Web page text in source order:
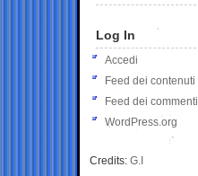
Log In
Accedi
Feed dei contenuti
Feed dei commenti
WordPress.org
Credits: G.I